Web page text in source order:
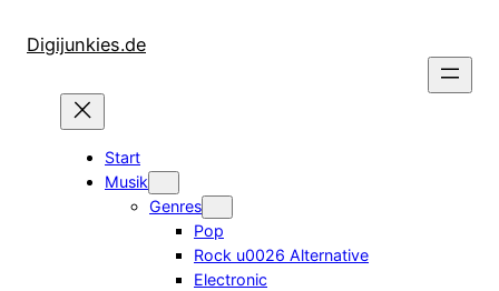
InhaltDigijunkies.de
Start
Musik
Genres
Pop
Rock u0026 Alternative
Electronic